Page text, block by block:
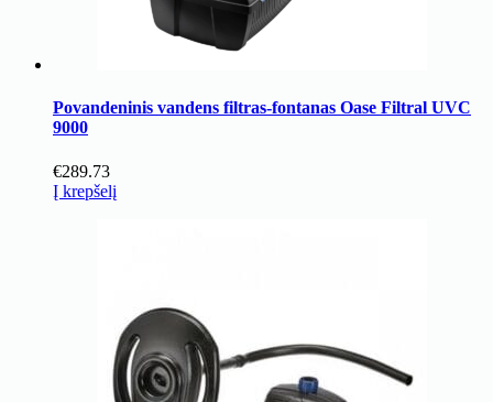
Povandeninis vandens filtras-fontanas Oase Filtral UVC
9000
€289.73
Į krepšelį